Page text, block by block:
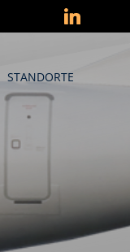
STANDORTE